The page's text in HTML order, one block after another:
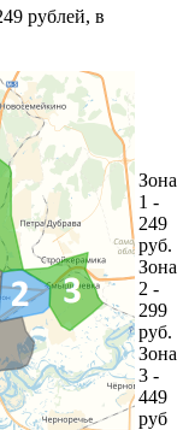
рублей, в
Зона
1 -
249
руб.
Зона
2 -
299
руб.
Зона
3 -
449
руб